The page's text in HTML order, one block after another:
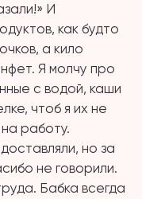
И
как будто
а кило
Я молчу про
с водой, каши
чтоб я их не
работу.
но за
не говорили.
Бабка всегда